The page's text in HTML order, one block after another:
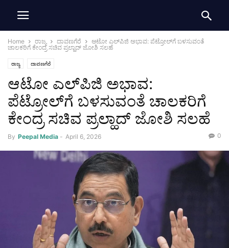
Home ರಾಜ್ಯ ದಾವಣಗೆರೆ
ಆಟೋ ಎಲ್‌ಪಿಜಿ ಅಭಾವ: ಪೆಟ್ರೋಲ್‌ಗೆ ಬಳಸುವಂತೆ
ಚಾಲಕರಿಗೆ ಕೇಂದ್ರ ಸಚಿವ ಪ್ರಲ್ಹಾದ್ ಜೋಶಿ ಸಲಹೆ
ರಾಜ್ಯ ದಾವಣಗೆರೆ
ಆಟೋ ಎಲ್‌ಪಿಜಿ ಅಭಾವ:
ಪೆಟ್ರೋಲ್‌ಗೆ ಬಳಸುವಂತೆ ಚಾಲಕರಿಗೆ
ಕೇಂದ್ರ ಸಚಿವ ಪ್ರಲ್ಹಾದ್ ಜೋಶಿ ಸಲಹೆ
By Peepal Media - April 6, 2026 0